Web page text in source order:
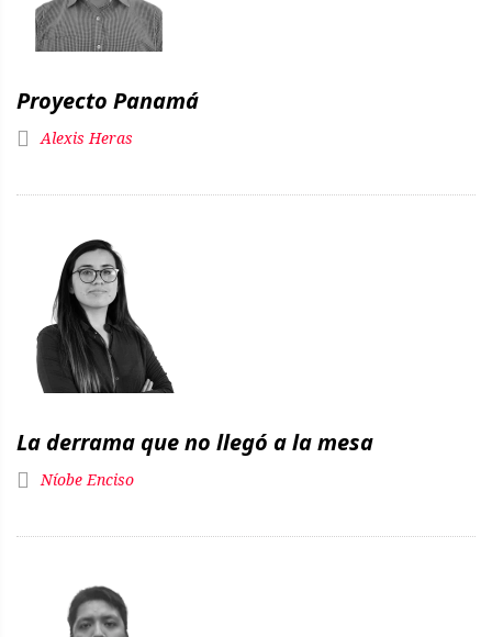
Proyecto Panamá
Alexis Heras
La derrama que no llegó a la mesa
Níobe Enciso